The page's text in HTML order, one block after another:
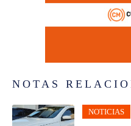
NOTAS
NOTICIAS